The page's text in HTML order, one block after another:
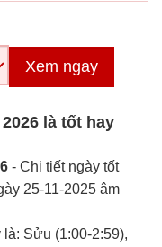
Xem ngay
là tốt hay
- Chi tiết ngày tốt
25-11-2025 âm
Sửu (1:00-2:59),